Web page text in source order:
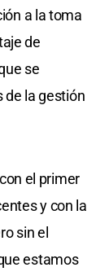
a la toma
de
se
de la gestión
el primer
y con la
sin el
estamos